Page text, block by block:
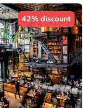
42% discount